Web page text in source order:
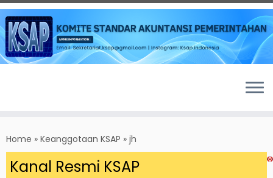
to
content
Home » Keanggotaan KSAP » jh
Resmi KSAP